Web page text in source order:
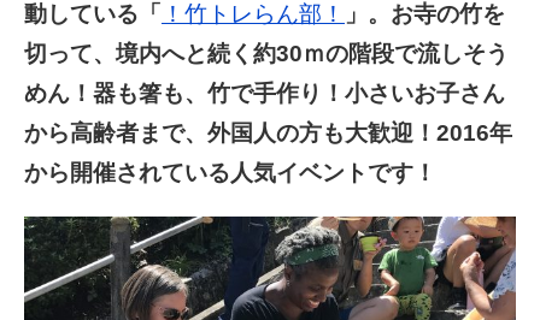
動している「
！竹トレらん部！
」。お寺の竹を
切って、境内へと続く約30ｍの階段で流しそう
めん！器も箸も、竹で手作り！小さいお子さん
から高齢者まで、外国人の方も大歓迎！2016年
から開催されている人気イベントです！